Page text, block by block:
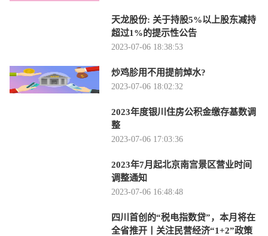
天龙股份: 关于持股5%以上股东减持
超过1%的提示性公告
2023-07-06 18:38:53
炒鸡胗用不用提前焯水?
2023-07-06 18:02:32
2023年度银川住房公积金缴存基数调
整
2023-07-06 17:03:36
2023年7月起北京南宫景区营业时间
调整通知
2023-07-06 16:48:48
四川首创的“税电指数贷”，本月将在
全省推开丨关注民营经济“1+2”政策